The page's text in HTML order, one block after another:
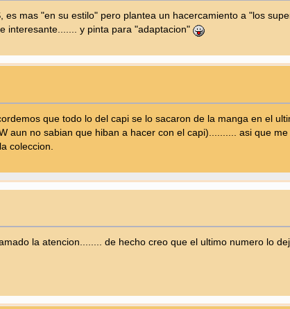
es mas "en su estilo" pero plantea un hacercamiento a "los
interesante....... y pinta para "adaptacion"
que todo lo del capi se lo sacaron de la manga en el
aun no sabian que hiban a hacer con el capi).......... asi que
coleccion.
la atencion........ de hecho creo que el ultimo numero lo